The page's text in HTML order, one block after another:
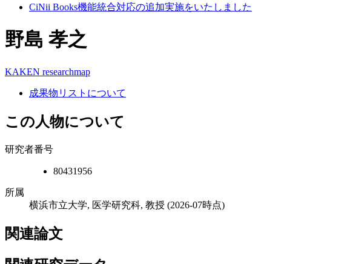
CiNii Books機能統合対応の追加実施をいたしました
野島 孝之
KAKEN researchmap
成果物リストについて
この人物について
研究者番号
80431956
所属
横浜市立大学, 医学研究科, 教授 (2026-07時点)
関連論文